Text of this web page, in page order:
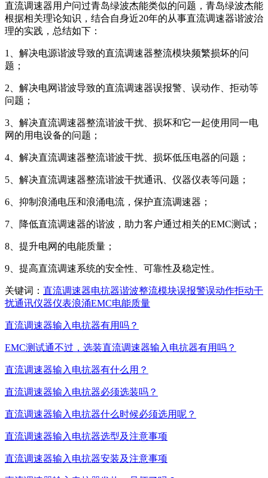
直流调速器用户问过青岛绿波杰能类似的问题，青岛绿波杰能
根据相关理论知识，结合自身近20年的从事直流调速器谐波治
理的实践，总结如下：
1、解决电源谐波导致的直流调速器整流模块频繁损坏的问
题；
2、解决电网谐波导致的直流调速器误报警、误动作、拒动等
问题；
3、解决直流调速器整流谐波干扰、损坏和它一起使用同一电
网的用电设备的问题；
4、解决直流调速器整流谐波干扰、损坏低压电器的问题；
5、解决直流调速器整流谐波干扰通讯、仪器仪表等问题；
6、抑制浪涌电压和浪涌电流，保护直流调速器；
7、降低直流调速器的谐波，助力客户通过相关的EMC测试；
8、提升电网的电能质量；
9、提高直流调速系统的安全性、可靠性及稳定性。
关键词： 直流调速器电抗器谐波整流模块误报警误动作拒动干
扰通讯仪器仪表浪涌EMC电能质量
直流调速器输入电抗器有用吗？
EMC测试通不过，选装直流调速器输入电抗器有用吗？
直流调速器输入电抗器有什么用？
直流调速器输入电抗器必须选装吗？
直流调速器输入电抗器什么时候必须选用呢？
直流调速器输入电抗器选型及注意事项
直流调速器输入电抗器安装及注意事项